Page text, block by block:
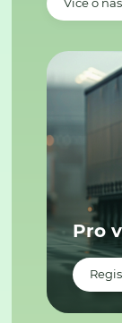
Více o nás
Pro